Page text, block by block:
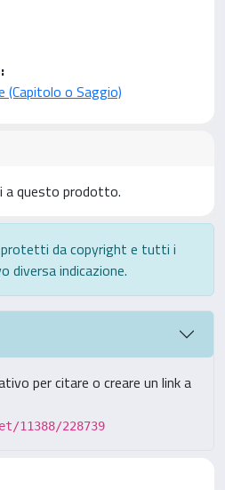
(Capitolo o Saggio)
a questo prodotto.
protetti da copyright e tutti i
diversa indicazione.
per citare o creare un link a
11388/228739